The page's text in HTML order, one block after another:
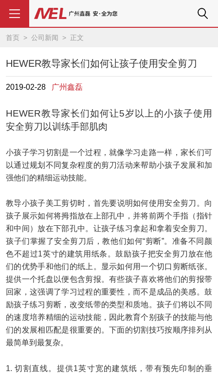
首页 > 公司新闻 > 正文
HEWER教导家长们如何让孩子使用安全剪刀
2019-02-28 广州鑫磊
HEWER教导家长们如何让5岁以上的小孩子使用
安全剪刀以训练手部肌肉
小孩子学习切割是一个过程，就像学习走路一样，家长们可
以通过规划不同复杂程度的剪刀活动来帮助小孩子发展和加
强他们的精细运动技能。
教导小孩子美工剪切时，首先要说明如何使用安全剪刀。向
孩子展示如何将拇指放在上部孔中，并将前两个手指（指针
和中间）放在下部孔中。让孩子练习拿起和拿着安全剪刀。
孩子们掌握了安全剪刀后，教他们如何“剪断”。准备不同颜
色不超过1英寸的建筑用纸条。鼓励孩子把安全剪刀放在他
们的优势手和他们的纸上。显示如何用一个切口剪断纸张。
提供一个托盘以便包含剪报。有些孩子喜欢将他们的剪报带
回家，这强调了学习过程的重要性，而不是成品的美感。鼓
励孩子练习剪断，改变纸带的类型和质地。孩子们将以不同
的速度培养精细的运动技能，因此教育个别孩子的技能与他
们的发展相匹配是很重要的。下面的切割技巧按顺序排列从
最简单到最复杂。
1.切割直线。提供1英寸宽的建筑纸，带有预先印制的垂